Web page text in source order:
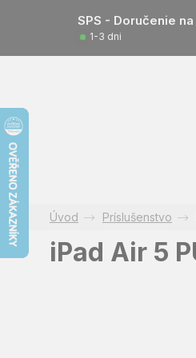
SPS - Doručenie
1-3 dni
Príslušenstvo
iPad Air 5